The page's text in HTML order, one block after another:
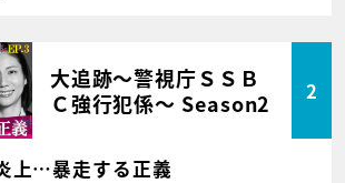
大追跡～警視庁ＳＳＢ
Ｃ強行犯係～ Season2
2
上…暴走する正義